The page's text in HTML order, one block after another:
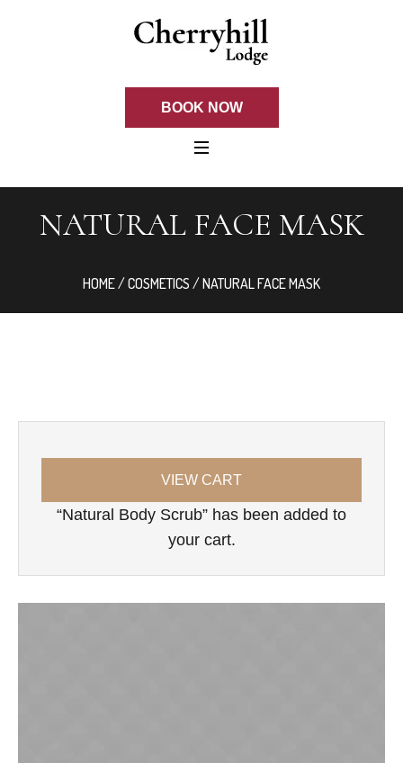
BOOK NOW
NATURAL FACE MASK
HOME/COSMETICS / NATURAL FACE MASK
VIEW CART
“Natural Body Scrub” has been added to
your cart.